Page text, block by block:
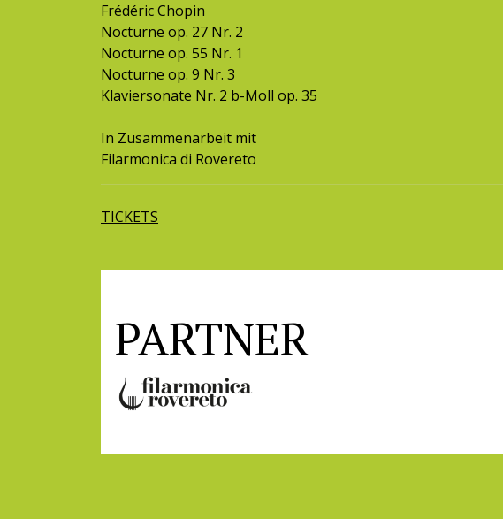
Frédéric Chopin
Nocturne op. 27 Nr. 2
Nocturne op. 55 Nr. 1
Nocturne op. 9 Nr. 3
Klaviersonate Nr. 2 b-Moll op. 35
In Zusammenarbeit mit
Filarmonica di Rovereto
TICKETS
PARTNER